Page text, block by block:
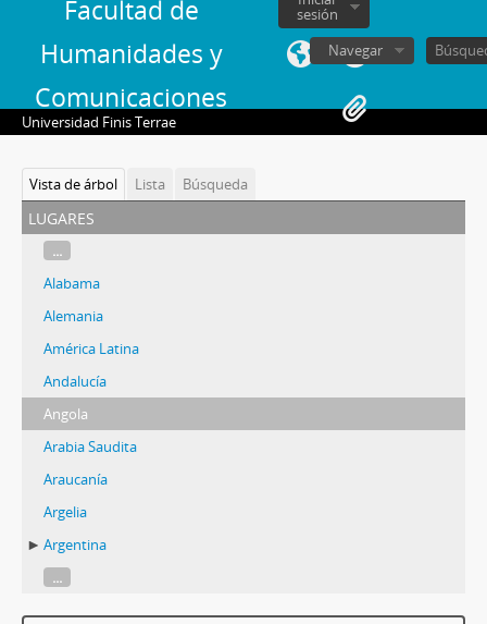
Facultad de
Humanidades y
Comunicaciones
sesión
Navegar
Universidad Finis Terrae
Vista de árbol Lista Búsqueda
lugares
...
Alabama
Alemania
América Latina
Andalucía
Angola
Arabia Saudita
Araucanía
Argelia
Argentina
...